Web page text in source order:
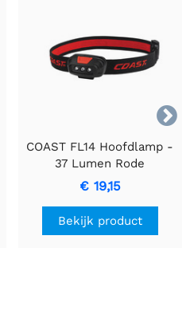

COAST FL14 Hoofdlamp -
37 Lumen Rode
Lichtmodus
€ 19,15
Bekijk product